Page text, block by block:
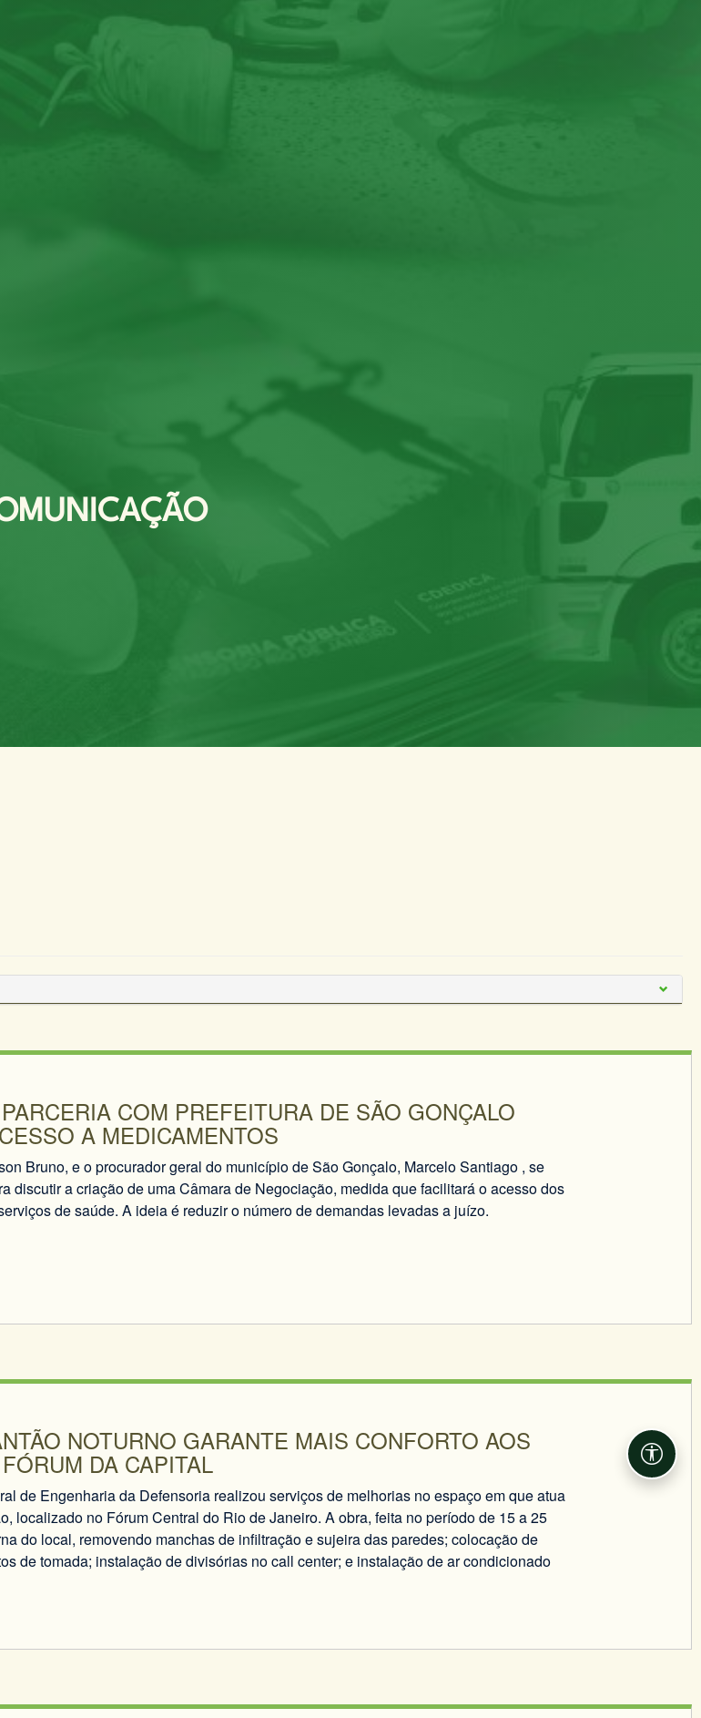
COM PREFEITURA DE SÃO GONÇALO
A MEDICAMENTOS
Bruno, e o procurador geral do município de São Gonçalo, Marcelo Santiago , se
discutir a criação de uma Câmara de Negociação, medida que facilitará o acesso dos
de saúde. A ideia é reduzir o número de demandas levadas a juízo.
NOTURNO GARANTE MAIS CONFORTO AOS
DA CAPITAL
de Engenharia da Defensoria realizou serviços de melhorias no espaço em que atua
localizado no Fórum Central do Rio de Janeiro. A obra, feita no período de 15 a 25
do local, removendo manchas de infiltração e sujeira das paredes; colocação de
de tomada; instalação de divisórias no call center; e instalação de ar condicionado